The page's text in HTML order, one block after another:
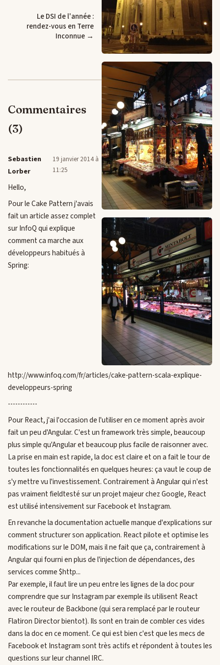
Le DSI de l'année :
rendez-vous en Terre
Inconnue →
Commentaires
(3)
Sebastien
Lorber
19 janvier 2014 à
11:25
Hello,
Pour le Cake Pattern j'avais
fait un article assez complet
sur InfoQ qui explique
comment ca marche aux
développeurs habitués à
Spring:
http://www.infoq.com/fr/articles/cake-pattern-scala-explique-
developpeurs-spring
------------
Pour React, j'ai l'occasion de l'utiliser en ce moment après avoir
fait un peu d'Angular. C'est un framework très simple, beaucoup
plus simple qu'Angular et beaucoup plus facile de raisonner avec.
La prise en main est rapide, la doc est claire et on a fait le tour de
toutes les fonctionnalités en quelques heures: ça vaut le coup de
s'y mettre vu l'investissement. Contrairement à Angular qui n'est
pas vraiment fieldtesté sur un projet majeur chez Google, React
est utilisé intensivement sur Facebook et Instagram.
En revanche la documentation actuelle manque d'explications sur
comment structurer son application. React pilote et optimise les
modifications sur le DOM, mais il ne fait que ça, contrairement à
Angular qui fourni en plus de l'injection de dépendances, des
services comme $http...
Par exemple, il faut lire un peu entre les lignes de la doc pour
comprendre que sur Instagram par exemple ils utilisent React
avec le routeur de Backbone (qui sera remplacé par le routeur
Flatiron Director bientot). Ils sont en train de combler ces vides
dans la doc en ce moment. Ce qui est bien c'est que les mecs de
Facebook et Instagram sont très actifs et répondent à toutes les
questions sur leur channel IRC.